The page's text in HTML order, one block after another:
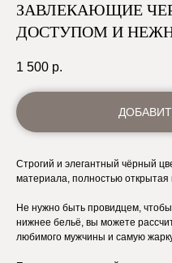
ЗАВЛЕКАЮЩИЕ
ДОСТУПОМ И
1 500 р.
Строгий и элегантный чёрный
материала, полностью
Не нужно быть провидцем,
нижнее бельё, вы можете
любимого мужчины и самую